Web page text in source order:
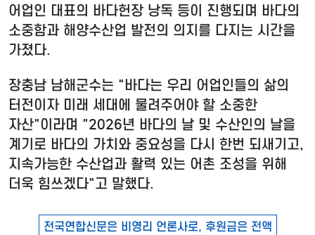
어업인 대표의 바다헌장 낭독 등이 진행되며 바다의
소중함과 해양수산업 발전의 의지를 다지는 시간을
가졌다.
장충남 남해군수는 "바다는 우리 어업인들의 삶의
터전이자 미래 세대에 물려주어야 할 소중한
자산"이라며 "2026년 바다의 날 및 수산인의 날을
계기로 바다의 가치와 중요성을 다시 한번 되새기고,
지속가능한 수산업과 활력 있는 어촌 조성을 위해
더욱 힘쓰겠다"고 말했다.
전국연합신문은 비영리 언론사로, 후원금은 전액